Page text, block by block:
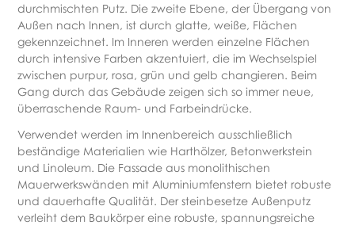
durchmischten Putz. Die zweite Ebene, der Übergang von
Außen nach Innen, ist durch glatte, weiße, Flächen
gekennzeichnet. Im Inneren werden einzelne Flächen
durch intensive Farben akzentuiert, die im Wechselspiel
zwischen purpur, rosa, grün und gelb changieren. Beim
Gang durch das Gebäude zeigen sich so immer neue,
überraschende Raum- und Farbeindrücke.
Verwendet werden im Innenbereich ausschließlich
beständige Materialien wie Harthölzer, Betonwerkstein
und Linoleum. Die Fassade aus monolithischen
Mauerwerkswänden mit Aluminiumfenstern bietet robuste
und dauerhafte Qualität. Der steinbesetze Außenputz
verleiht dem Baukörper eine robuste, spannungsreiche